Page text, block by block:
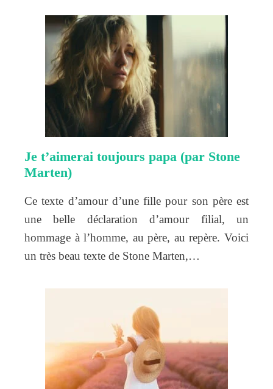
Je t’aimerai toujours papa (par Stone
Marten)
Ce texte d’amour d’une fille pour son père est
une belle déclaration d’amour filial, un
hommage à l’homme, au père, au repère. Voici
un très beau texte de Stone Marten,…